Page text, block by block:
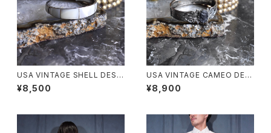
USA VINTAGE SHELL DESI
GN BANGLE/アメリカ古着シェ
ルデザインバングル
¥8,500
USA VINTAGE CAMEO DESI
GN METAL BANGLE/アメリカ
古着カメオデザインメタルバング
¥8,900